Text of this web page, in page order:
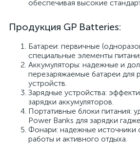
обеспечивая высокие
Продукция GP Batteries:
Батареи: первичные
специальные элементы
Аккумуляторы: надежные и
перезаряжаемые батареи для
устройств.
Зарядные устройства:
зарядки аккумуляторов.
Портативные блоки питания:
Power Banks для зарядки
Фонари: надежные источники
работы и активного отдыха.